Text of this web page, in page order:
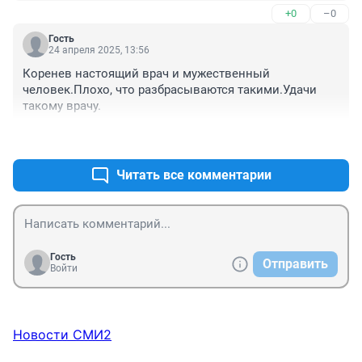
+0 –0
Гость
24 апреля 2025, 13:56
Коренев настоящий врач и мужественный
человек.Плохо, что разбрасываются такими.Удачи
такому врачу.
Читать все комментарии
Гость
Войти
Отправить
Новости СМИ2